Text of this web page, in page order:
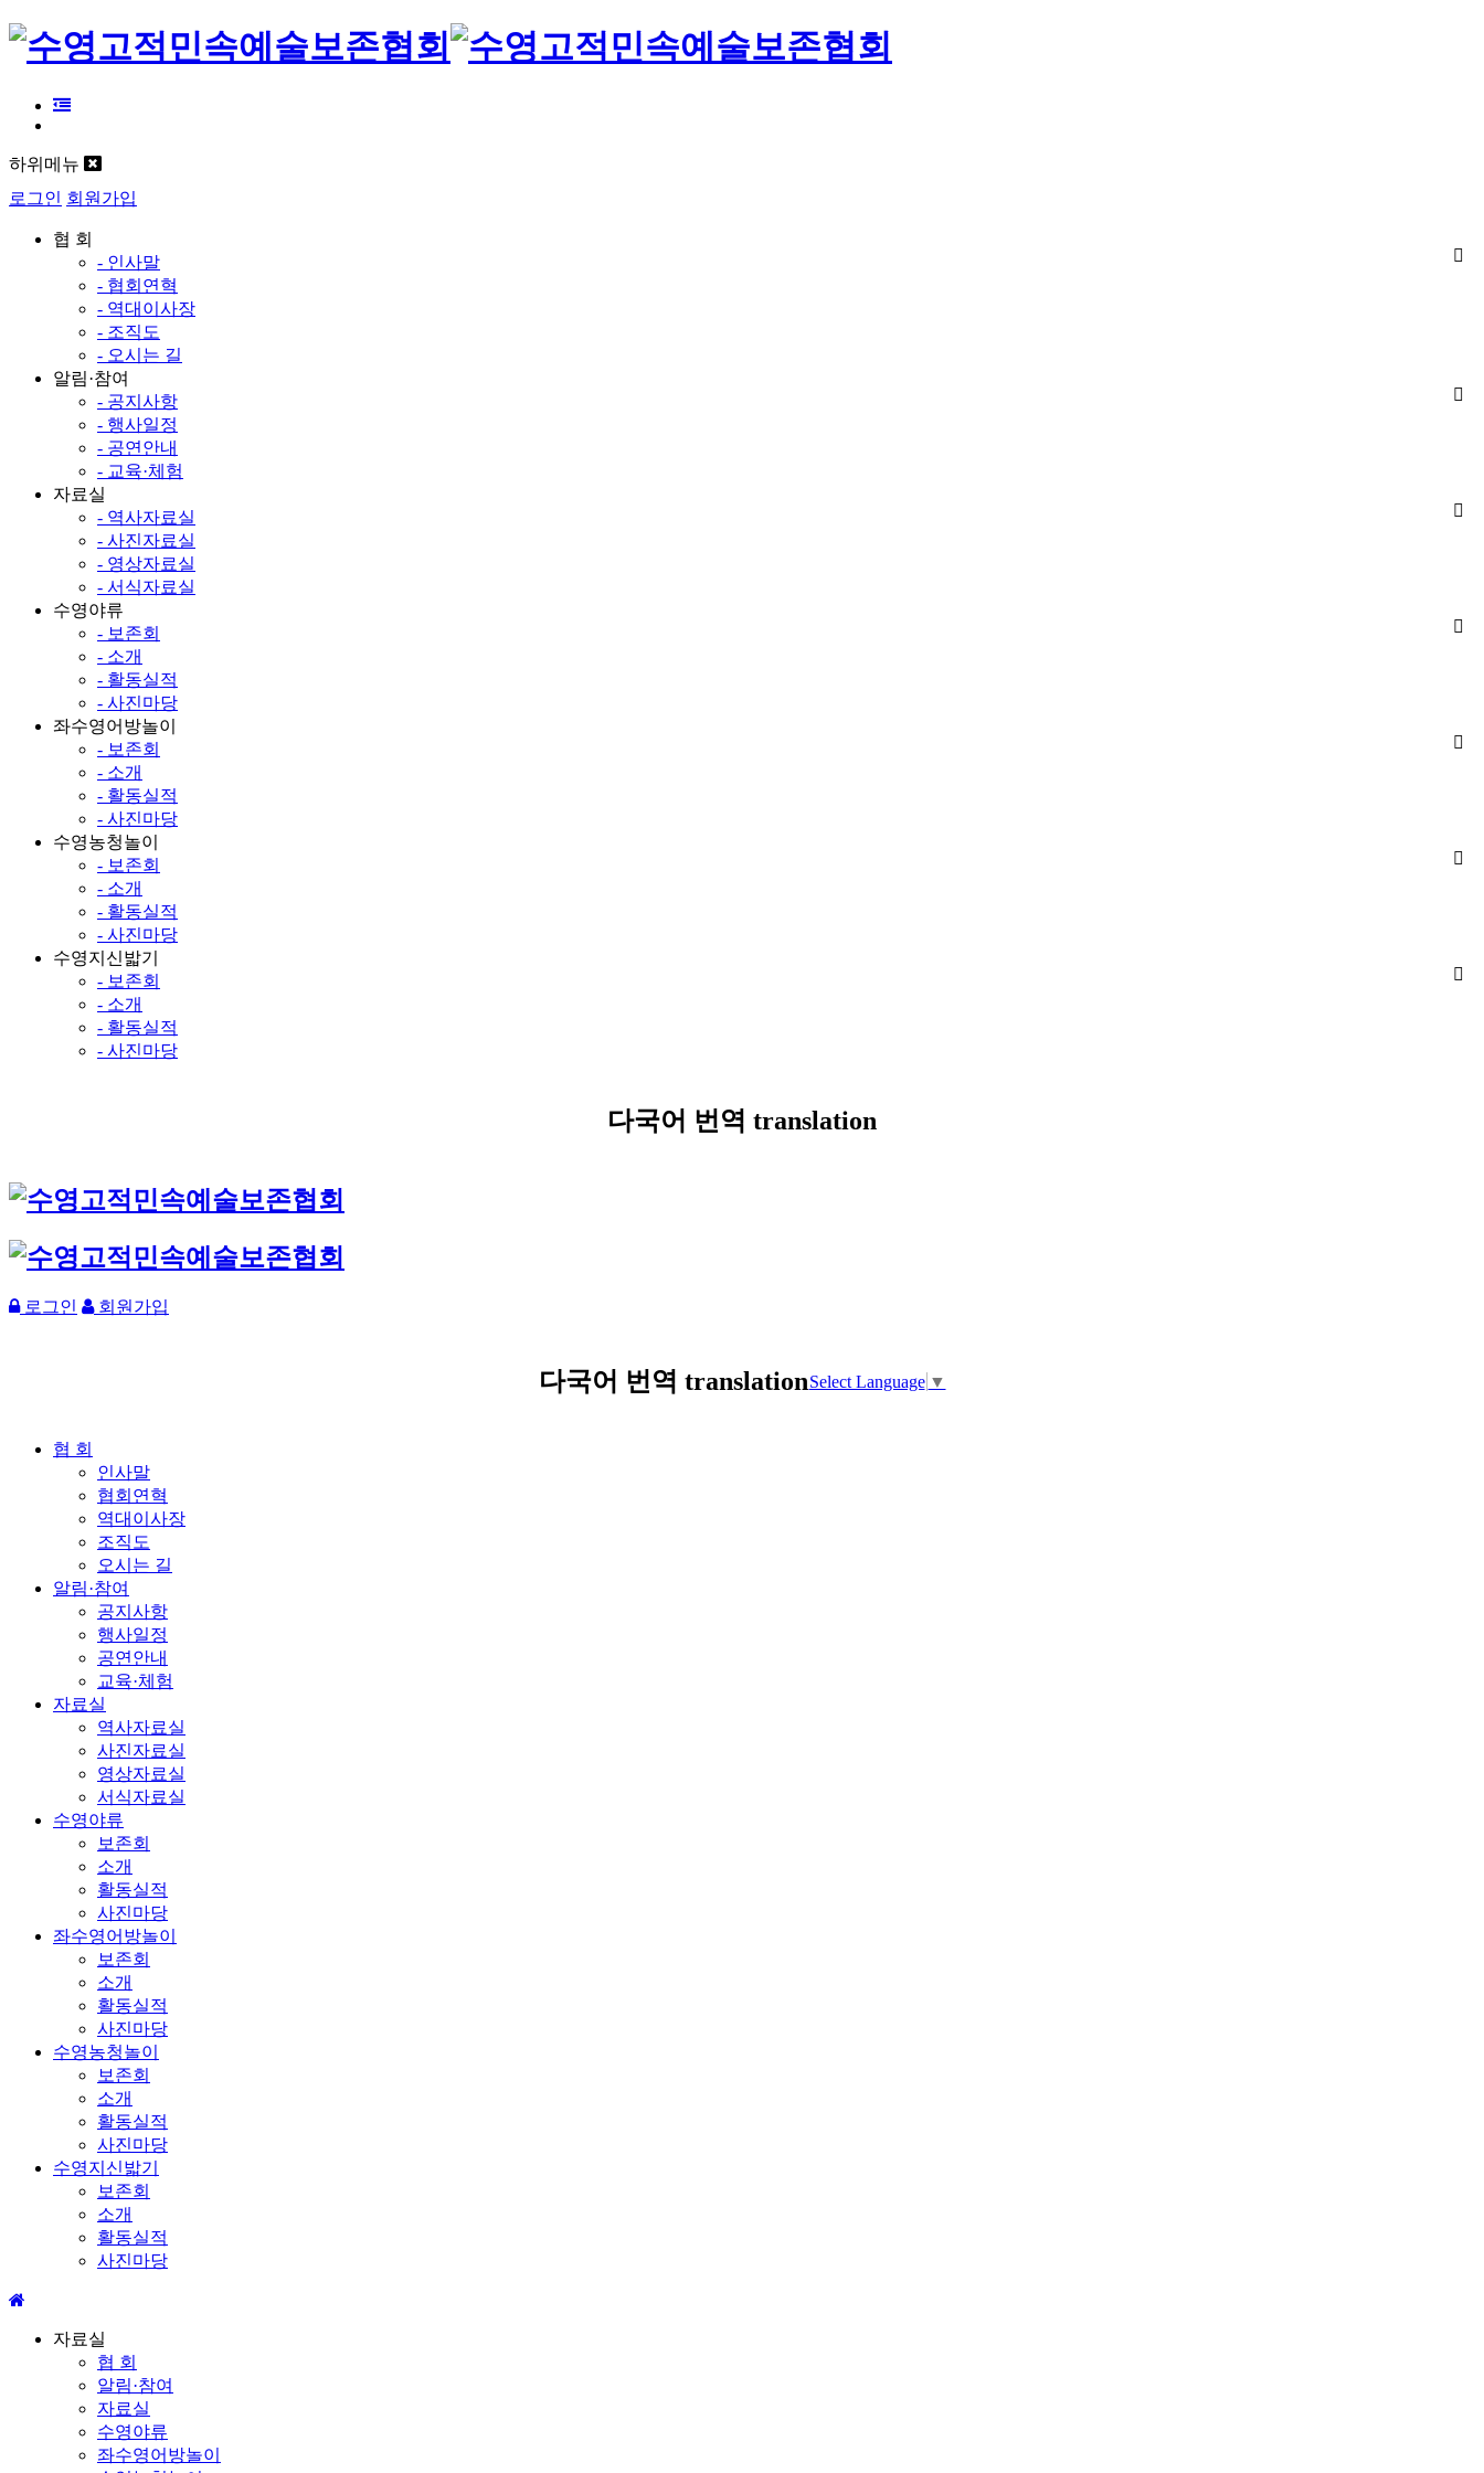
하위메뉴
로그인 회원가입
협 회
- 인사말
- 협회연혁
- 역대이사장
- 조직도
- 오시는 길
알림·참여
- 공지사항
- 행사일정
- 공연안내
- 교육·체험
자료실
- 역사자료실
- 사진자료실
- 영상자료실
- 서식자료실
수영야류
- 보존회
- 소개
- 활동실적
- 사진마당
좌수영어방놀이
- 보존회
- 소개
- 활동실적
- 사진마당
수영농청놀이
- 보존회
- 소개
- 활동실적
- 사진마당
수영지신밟기
- 보존회
- 소개
- 활동실적
- 사진마당
다국어 번역 translation
로그인 회원가입
다국어 번역 translationSelect Language ▼
협 회
인사말
협회연혁
역대이사장
조직도
오시는 길
알림·참여
공지사항
행사일정
공연안내
교육·체험
자료실
역사자료실
사진자료실
영상자료실
서식자료실
수영야류
보존회
소개
활동실적
사진마당
좌수영어방놀이
보존회
소개
활동실적
사진마당
수영농청놀이
보존회
소개
활동실적
사진마당
수영지신밟기
보존회
소개
활동실적
사진마당
자료실
협 회
알림·참여
자료실
수영야류
좌수영어방놀이